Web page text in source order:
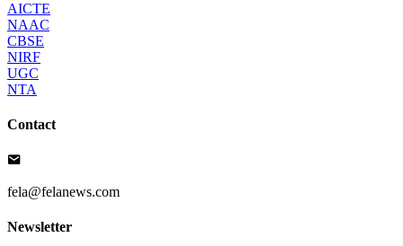
AICTE
NAAC
CBSE
NIRF
UGC
NTA
Contact
fela@felanews.com
Newsletter